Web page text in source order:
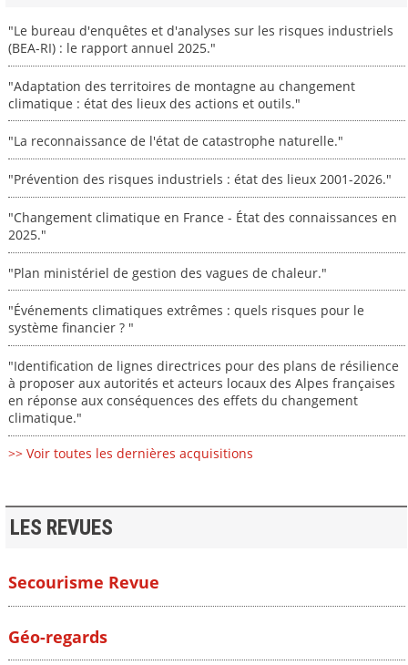
"Le bureau d'enquêtes et d'analyses sur les risques industriels
(BEA-RI) : le rapport annuel 2025."
"Adaptation des territoires de montagne au changement
climatique : état des lieux des actions et outils."
"La reconnaissance de l'état de catastrophe naturelle."
"Prévention des risques industriels : état des lieux 2001-2026."
"Changement climatique en France - État des connaissances en
2025."
"Plan ministériel de gestion des vagues de chaleur."
"Événements climatiques extrêmes : quels risques pour le
système financier ? "
"Identification de lignes directrices pour des plans de résilience
à proposer aux autorités et acteurs locaux des Alpes françaises
en réponse aux conséquences des effets du changement
climatique."
>> Voir toutes les dernières acquisitions
LES REVUES
Secourisme Revue
Géo-regards